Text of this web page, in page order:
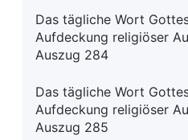
Das tägliche Wort
Aufdeckung religiöser
Auszug 284
Das tägliche Wort
Aufdeckung religiöser
Auszug 285